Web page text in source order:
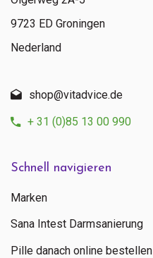
Schnell navigieren
Marken
Sana Intest Darmsanierung
Pille danach online bestellen
9723 ED Groningen
Nederland
shop@vitadvice.de
+ 31 (0)85 13 00 990